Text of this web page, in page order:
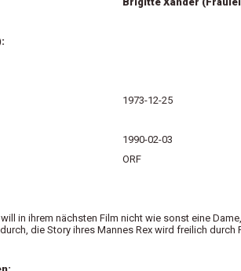
1973-12-25
1990-02-03
ORF
in ihrem nächsten Film nicht wie sonst eine
die Story ihres Mannes Rex wird freilich